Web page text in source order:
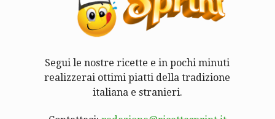
Segui le nostre ricette e in pochi minuti
realizzerai ottimi piatti della tradizione
italiana e stranieri.